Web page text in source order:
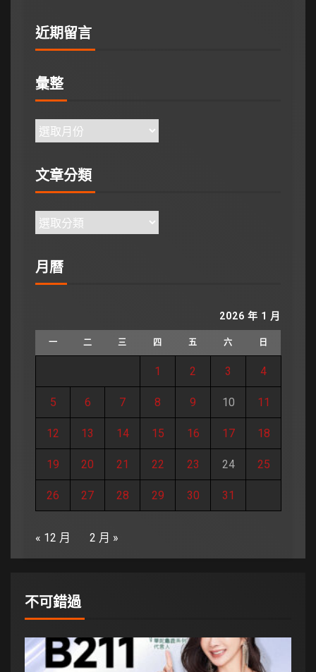
近期留言
彙整
文章分類
月曆
2026 年 1 月
一 二 三 四 五 六 日
1 2 3 4
5 6 7 8 9 10 11
12 13 14 15 16 17 18
19 20 21 22 23 24 25
26 27 28 29 30 31
« 12 月 2 月 »
不可錯過